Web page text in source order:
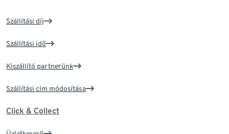
Szállítási díj
Szállítási idő
Kiszállító partnerünk
Szállítási cím módosítása
Click & Collect